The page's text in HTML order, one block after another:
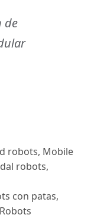
de
robots, Mobile
robots,
con patas,